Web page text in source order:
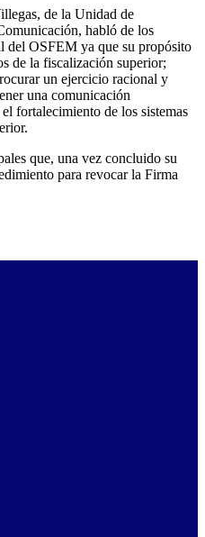
de la Unidad de
habló de los
del OSFEM ya que su propósito
de la fiscalización superior;
un ejercicio racional y
una comunicación
fortalecimiento de los sistemas
que, una vez concluido su
para revocar la Firma